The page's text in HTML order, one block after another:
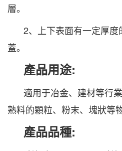
層。
2、上下表面有一定厚
蓋。
產品用途:
適用于冶金、建材等行
熟料的顆粒、粉末、塊狀等
產品品種: